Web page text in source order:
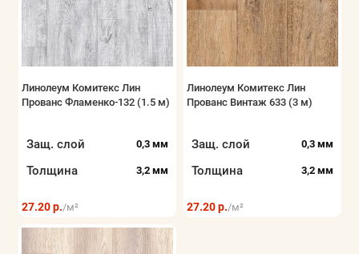
Линолеум Комитекс Лин
Прованс Фламенко-132 (1.5 м)
Защ. слой 0,3 мм
Толщина 3,2 мм
27.20 р./м²
Линолеум Комитекс Лин
Прованс Винтаж 633 (3 м)
Защ. слой 0,3 мм
Толщина 3,2 мм
27.20 р./м²